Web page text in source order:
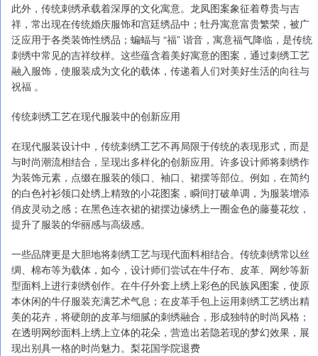
此外，传统刺绣承载着深厚的文化寓意。龙凤图案象征着尊贵与吉
祥，常出现在传统婚庆服饰和宫廷绣品中；牡丹寓意富贵繁荣，被广
泛应用于各类装饰性绣品；蝙蝠与 “福” 谐音，寓意福气降临，是传统
刺绣中常见的吉祥纹样。这些蕴含着美好寓意的图案，通过刺绣工艺
融入服饰，使服装成为文化的载体，传递着人们对美好生活的向往与
祝福 。
传统刺绣工艺在现代服装中的创新应用
在现代服装设计中，传统刺绣工艺不再局限于传统的表现形式，而是
与时尚潮流相结合，呈现出多样化的创新应用。许多设计师将刺绣作
为装饰元素，点缀在服装的领口、袖口、裙摆等部位。例如，在简约
的白色衬衫领口处绣上精致的小花图案，瞬间打破单调，为服装增添
俏皮灵动之感；在黑色连衣裙的裙摆边缘绣上一圈金色的藤蔓花纹，
提升了服装的华丽感与高级感。
一些品牌更是大胆地将刺绣工艺与现代面料相结合。传统刺绣常以丝
绸、棉布等为载体，如今，设计师们尝试在牛仔布、皮革、网纱等新
型面料上进行刺绣创作。在牛仔外套上绣上彩色的民族风图案，使原
本休闲的牛仔服装充满艺术气息；在皮革手包上运用刺绣工艺绣出精
美的花卉，将硬朗的皮革与细腻的刺绣融合，形成独特的时尚风格；
在透明网纱面料上绣上立体的花朵，营造出若隐若现的梦幻效果，展
现出别具一格的时尚魅力。梨花国学院退费